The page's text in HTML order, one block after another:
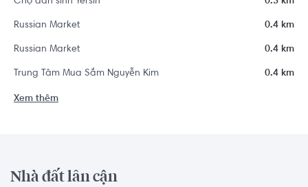
Russian Market 0.4 km
Russian Market 0.4 km
Trung Tâm Mua Sắm Nguyễn Kim 0.4 km
Xem thêm
Nhà đất lân cận